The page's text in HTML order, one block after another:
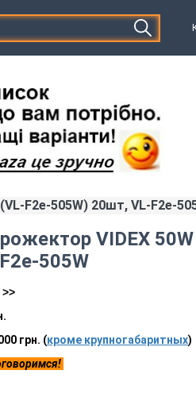
F2e-505W) 20шт, VL-F2e-
VIDEX
505W
грн. (кроме крупногабаритных)